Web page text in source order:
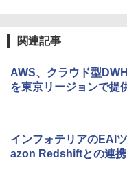
関連記事
AWS、クラウド型
を東京リージョンで提
インフォテリアのEAI
azon Redshiftとの連